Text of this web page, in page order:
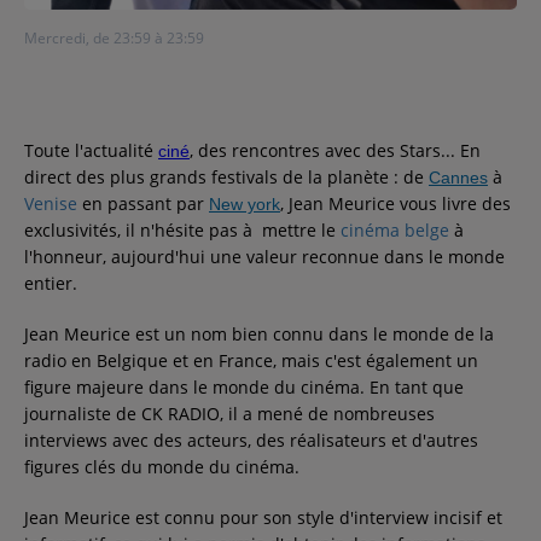
Contact
Fréquences
SE CONNECTER
Mercredi, de 23:59 à 23:59
Toute l'actualité ciné, des rencontres avec des Stars... En
direct des plus grands festivals de la planète : de Cannes à
Venise en passant par New york, Jean Meurice vous livre des
exclusivités, il n'hésite pas à mettre le cinéma belge à
l'honneur, aujourd'hui une valeur reconnue dans le monde
entier.
Jean Meurice est un nom bien connu dans le monde de la
radio en Belgique et en France, mais c'est également un
figure majeure dans le monde du cinéma. En tant que
journaliste de CK RADIO, il a mené de nombreuses
interviews avec des acteurs, des réalisateurs et d'autres
figures clés du monde du cinéma.
Jean Meurice est connu pour son style d'interview incisif et